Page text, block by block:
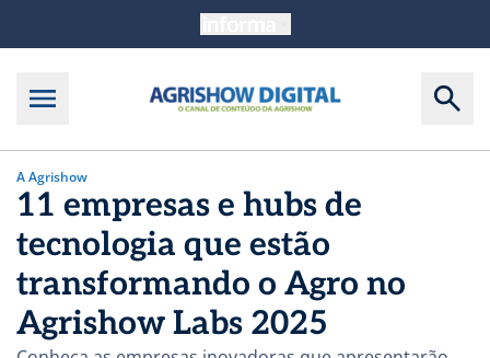
A Agrishow
11 empresas e hubs de
tecnologia que estão
transformando o Agro no
Agrishow Labs 2025